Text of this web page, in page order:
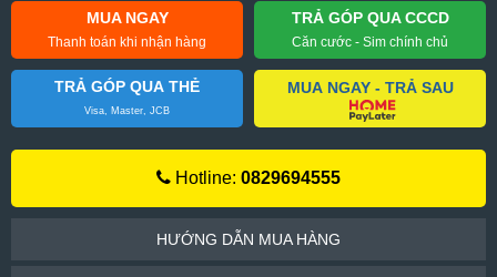
MUA NGAY
Thanh toán khi nhận hàng
TRẢ GÓP QUA CCCD
Căn cước - Sim chính chủ
TRẢ GÓP QUA THẺ
Visa, Master, JCB
MUA NGAY - TRẢ SAU
Hotline: 0829694555
HƯỚNG DẪN MUA HÀNG